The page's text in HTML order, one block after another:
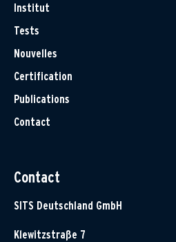
Institut
Tests
Nouvelles
Certification
Publications
Contact
Contact
SITS Deutschland GmbH
Klewitzstraße 7